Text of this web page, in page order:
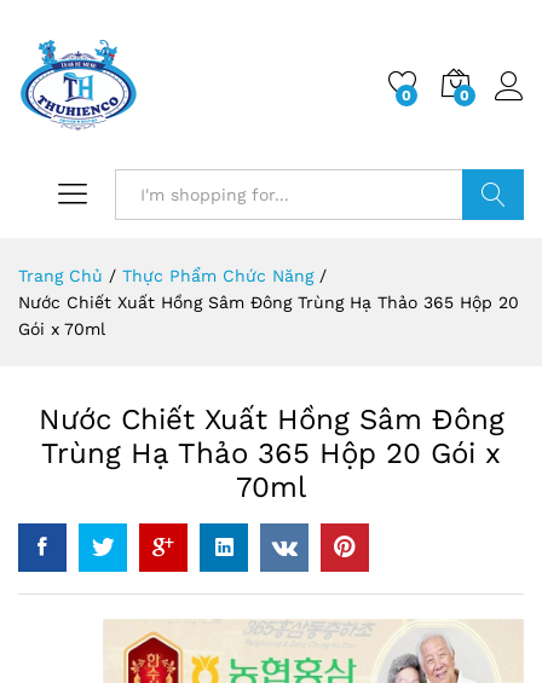
0 0
Trang Chủ / Thực Phẩm Chức Năng /
Nước Chiết Xuất Hồng Sâm Đông Trùng Hạ Thảo 365 Hộp 20
Gói x 70ml
Nước Chiết Xuất Hồng Sâm Đông
Trùng Hạ Thảo 365 Hộp 20 Gói x
70ml